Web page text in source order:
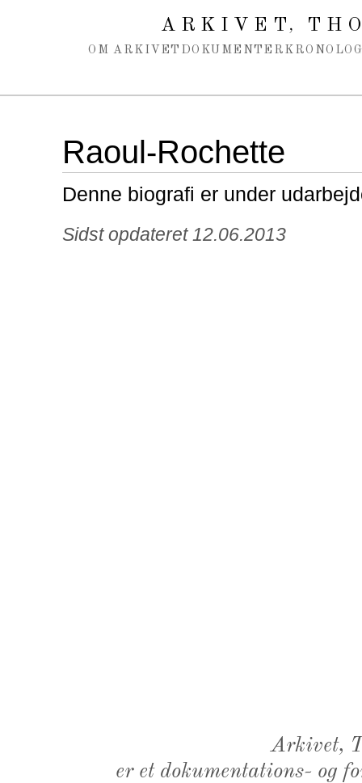
ARKIVET,
OM ARKIVET DOKUMENTER
Raoul-Rochette
Denne biografi er under
Sidst opdateret 12.06.2013
Arkivet,
er et dokumentations- og